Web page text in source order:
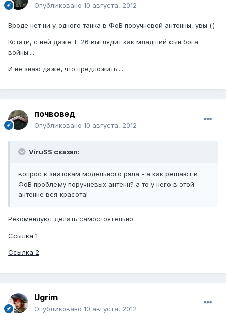
Опубликовано 10 августа, 2012
Вроде нет ни у одного танка в ФоВ поручневой антенны, увы ((
Кстати, с ней даже Т-26 выглядит как младший сын бога
войны....
И не знаю даже, что предложить....
почвовед
Опубликовано 10 августа, 2012
ViruSS сказал:
вопрос к знатокам модельного ряла - а как решают в
ФоВ проблему поручневых антенн? а то у него в этой
антенне вся красота!
Рекомендуют делать самостоятельно
Ссылка 1
Ссылка 2
Ugrim
Опубликовано 10 августа, 2012